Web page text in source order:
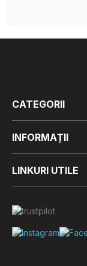
CATEGORII
INFORMAȚII
LINKURI UTILE